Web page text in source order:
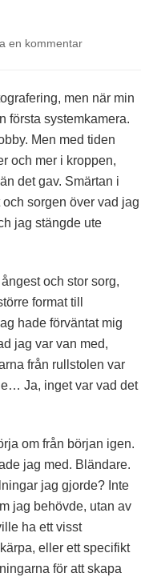
en kommentarpå
men när min
första systemkamera.
Men med tiden
och mer i kroppen,
det gav. Smärtan i
sorgen över vad jag
jag stängde ute
och stor sorg,
format till
hade förväntat mig
jag var van med,
från rullstolen var
Ja, inget var vad det
om från början igen.
jag med. Bländare.
jag gjorde? Inte
jag behövde, utan av
ha ett visst
eller ett specifikt
för att skapa